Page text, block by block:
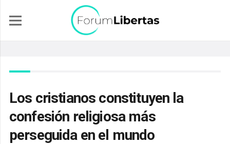
Los cristianos constituyen la
confesión religiosa más
perseguida en el mundo